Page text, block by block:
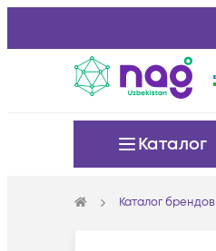
Каталог
Каталог брендов